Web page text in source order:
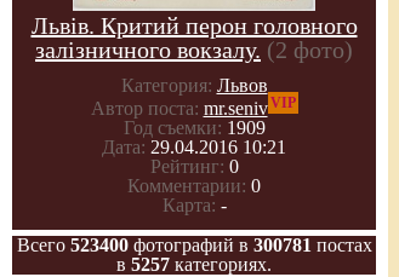
Львів. Критий перон головного
залізничного вокзалу. (2 фото)
Категория: Львов
Автор поста: mr.senivVIP
Год съемки: 1909
Дата: 29.04.2016 10:21
Рейтинг: 0
Комментарии: 0
Карта: -
Всего 523400фотографий в 300781 постах
в 5257 категориях.